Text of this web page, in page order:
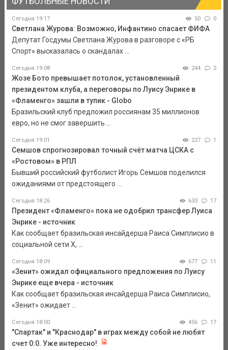
Сегодня 19:17 50 0
Светлана Журова: Возможно, Инфантино спасает ФИФА
Депутат Госдумы Светлана Журова в разговоре с «РБ
Спорт» высказалась о скандалах ...
Сегодня 19:08 244 2
Жозе Бото превышает потолок, установленный
президентом клуба, а переговоры по Луису Энрике в
«Фламенго» зашли в тупик - Globo
Бразильский клуб предложил россиянам 35 миллионов
евро, но не смог завершить ...
Сегодня 19:01 227 1
Семшов спрогнозировал точный счёт матча ЦСКА с
«Ростовом» в РПЛ
Бывший российский футболист Игорь Семшов поделился
ожиданиями от предстоящего ...
Сегодня 18:26 633 17
Президент «Фламенго» пока не одобрил трансфер Луиса
Энрике - источник
Как сообщает бразильская инсайдерша Раиса Симплисио в
социальной сети Х, ...
Сегодня 18:09 677 11
«Зенит» ожидал официального предложения по Луису
Энрике еще вчера - источник
Как сообщает бразильская инсайдерша Раиса Симплисио,
«Зенит» ожидает ...
Сегодня 18:00 456 17
"Спартак" и "Краснодар" в играх между собой не любят
счет 0:0. Уже интересно!